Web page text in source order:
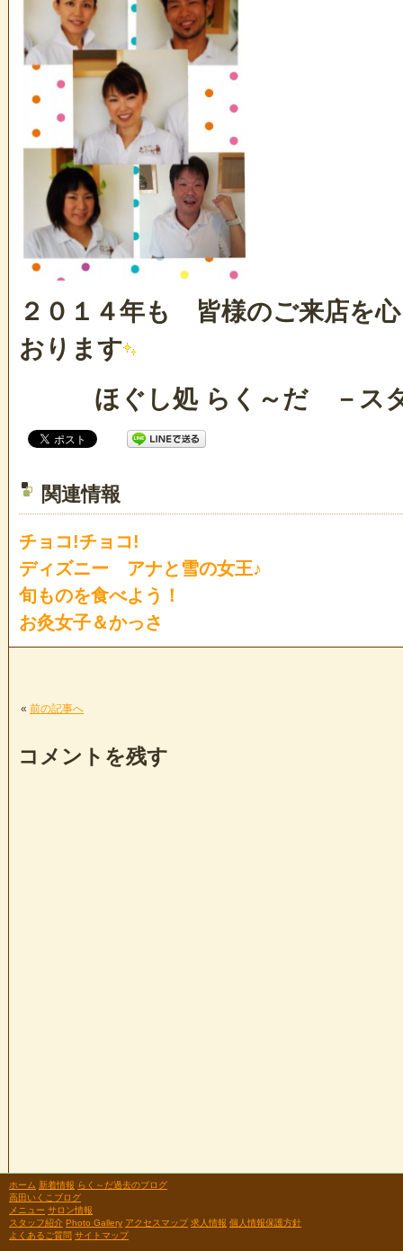
２０１４年も 皆様のご来店を
おります
ほぐし処 らく～だ －スタ
関連情報
チョコ!チョコ!
ディズニー アナと雪の女王♪
旬ものを食べよう！
お灸女子＆かっさ
« 前の記事へ
コメントを残す
ホーム 新着情報 らく～だ過去のブログ
高田いくこブログ
メニュー サロン情報
スタッフ紹介 Photo Gallery アクセスマップ 求人情報 個人情報保護方針
よくあるご質問 サイトマップ